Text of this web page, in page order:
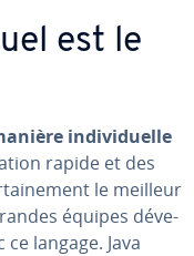
est le
in­di­vi­duelle
rapide et des
le meilleur
équipes dé­ve­
langage. Java